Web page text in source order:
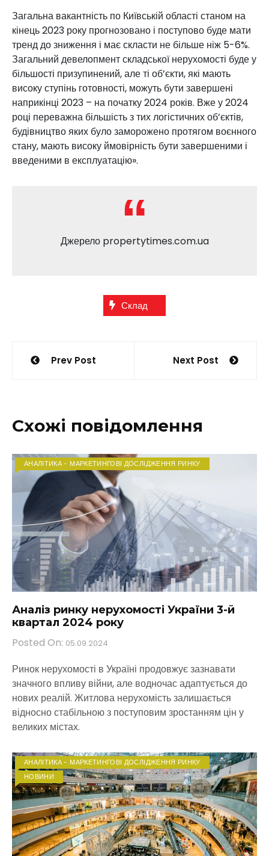
Загальна вакантність по Київській області станом на
кінець 2023 року прогнозовано і поступово буде мати
тренд до зниження і має скласти не більше ніж 5-6%.
Загальний девелопмент складської нерухомості буде у
більшості призупинений, але ті об’єкти, які мають
високу ступінь готовності, можуть бути завершені
наприкінці 2023 – на початку 2024 років. Вже у 2024
році переважна більшість з тих логістичних об’єктів,
будівництво яких було заморожено протягом воєнного
стану, мають високу ймовірність бути завершеними і
введеними в експлуатацію».
Джерело propertytimes.com.ua
Склад
Навігація
Prev Post Next Post
Схожі повідомлення
АНАЛІТИКА - МАРКЕТИНГОВІ ДОСЛІДЖЕННЯ РИНКУ
Аналіз ринку нерухомості України 3-й
квартал 2024 року
Posted On: 05.09.2024
Ринок нерухомості в Україні продовжує зазнавати
значного впливу війни, але водночас адаптується до
нових реалій. Житлова нерухомість залишається
відносно стабільною з поступовим зростанням цін у
великих містах.
АНАЛІТИКА - МАРКЕТИНГОВІ ДОСЛІДЖЕННЯ РИНКУ
НОВИНИ